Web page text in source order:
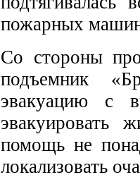
пожарных
Со стороны
подъемник
эвакуацию с
эвакуировать
помощь не
локализовать